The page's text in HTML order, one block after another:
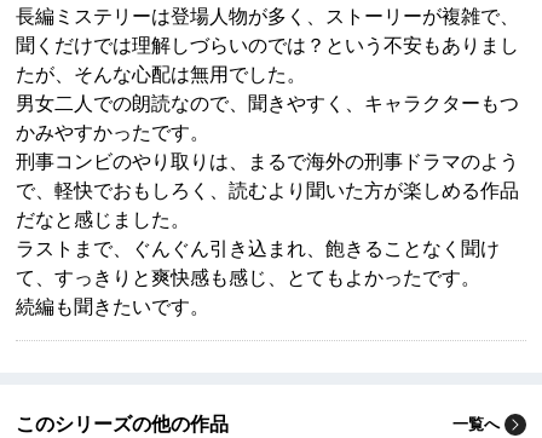
長編ミステリーは登場人物が多く、ストーリーが複雑で、
聞くだけでは理解しづらいのでは？という不安もありまし
たが、そんな心配は無用でした。
男女二人での朗読なので、聞きやすく、キャラクターもつ
かみやすかったです。
刑事コンビのやり取りは、まるで海外の刑事ドラマのよう
で、軽快でおもしろく、読むより聞いた方が楽しめる作品
だなと感じました。
ラストまで、ぐんぐん引き込まれ、飽きることなく聞け
て、すっきりと爽快感も感じ、とてもよかったです。
続編も聞きたいです。
このシリーズの他の作品 一覧へ